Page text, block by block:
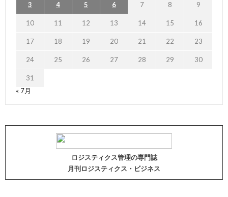
3 4 5 6 7 8 9
10 11 12 13 14 15 16
17 18 19 20 21 22 23
24 25 26 27 28 29 30
31
« 7月
ロジスティクス管理の専門誌
月刊ロジスティクス・ビジネス